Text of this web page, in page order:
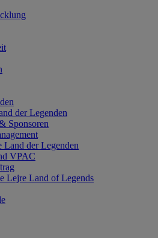
der Legenden
Sponsoren
der Legenden
VPAC
Lejre Land of Legends